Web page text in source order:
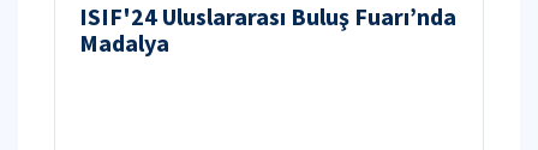
ISIF'24 Uluslararası Buluş Fuarı’nda
Madalya